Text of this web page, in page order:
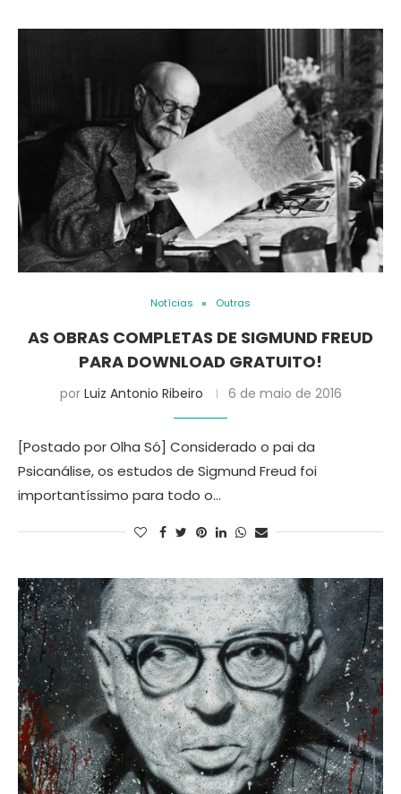
Notícias Outras
AS OBRAS COMPLETAS DE SIGMUND FREUD
PARA DOWNLOAD GRATUITO!
por Luiz Antonio Ribeiro 6 de maio de 2016
[Postado por Olha Só] Considerado o pai da
Psicanálise, os estudos de Sigmund Freud foi
importantíssimo para todo o…